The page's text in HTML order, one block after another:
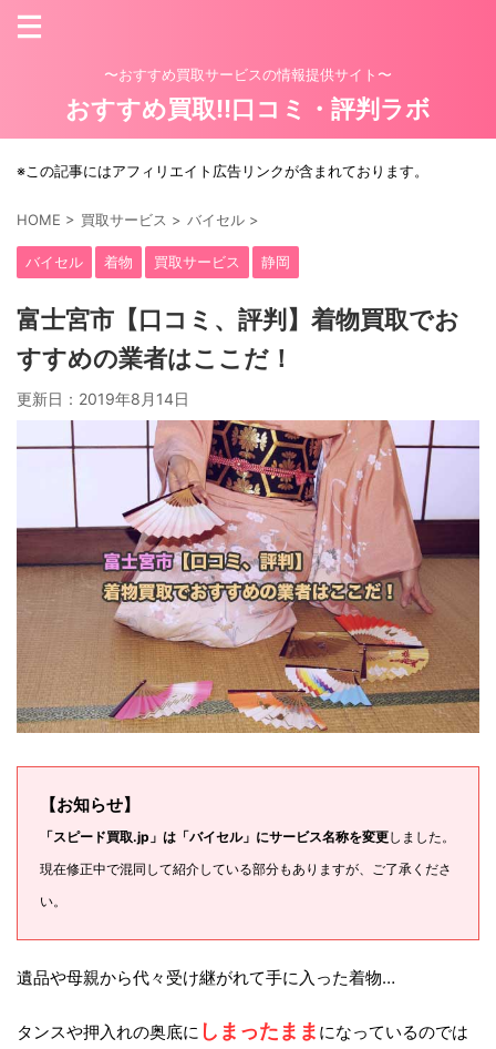
〜おすすめ買取サービスの情報提供サイト〜
おすすめ買取!!口コミ・評判ラボ
※この記事にはアフィリエイト広告リンクが含まれております。
HOME > 買取サービス > バイセル >
バイセル 着物 買取サービス 静岡
富士宮市【口コミ、評判】着物買取でお
すすめの業者はここだ！
更新日： 2019年8月14日
【お知らせ】
「スピード買取.jp」は「バイセル」にサービス名称を変更しました。
現在修正中で混同して紹介している部分もありますが、ご了承くださ
い。
遺品や母親から代々受け継がれて手に入った着物…
タンスや押入れの奥底に しまったまま になっているのでは